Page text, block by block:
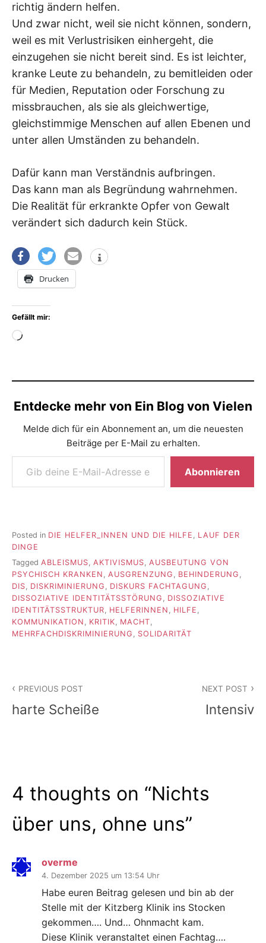
richtig ändern helfen.
Und zwar nicht, weil sie nicht können, sondern,
weil es mit Verlustrisiken einhergeht, die
einzugehen sie nicht bereit sind. Es ist leichter,
kranke Leute zu behandeln, zu bemitleiden oder
für Medien, Reputation oder Forschung zu
missbrauchen, als sie als gleichwertige,
gleichstimmige Menschen auf allen Ebenen und
unter allen Umständen zu behandeln.
Dafür kann man Verständnis aufbringen.
Das kann man als Begründung wahrnehmen.
Die Realität für erkrankte Opfer von Gewalt
verändert sich dadurch kein Stück.
Drucken
Gefällt mir:
Wird
Entdecke mehr von Ein Blog von Vielen
Melde dich für ein Abonnement an, um die neuesten
Beiträge per E-Mail zu erhalten.
Gib deine E-Mail-Adresse ein ...
Abonnieren
Posted in DIE HELFER_INNEN UND DIE HILFE
LAUF DER
DINGE
Tagged ABLEISMUS, AKTIVISMUS, AUSBEUTUNG VON
PSYCHISCH KRANKEN , AUSGRENZUNG , BEHINDERUNG ,
DIS, DISKRIMINIERUNG , DISKURS FACHTAGUNG ,
DISSOZIATIVE IDENTITÄTSSTÖRUNG , DISSOZIATIVE
IDENTITÄTSSTRUKTUR, HELFERINNEN , HILFE ,
KOMMUNIKATION , KRITIK, MACHT,
MEHRFACHDISKRIMINIERUNG , SOLIDARITÄT
PREVIOUS POST
harte Scheiße
NEXT POST
Intensiv
4 thoughts on “Nichts
über uns, ohne uns”
overme
4. Dezember 2025 um 13:54 Uhr
Habe euren Beitrag gelesen und bin ab der
Stelle mit der Kitzberg Klinik ins Stocken
gekommen…. Und… Ohnmacht kam.
Diese Klinik veranstaltet einen Fachtag….